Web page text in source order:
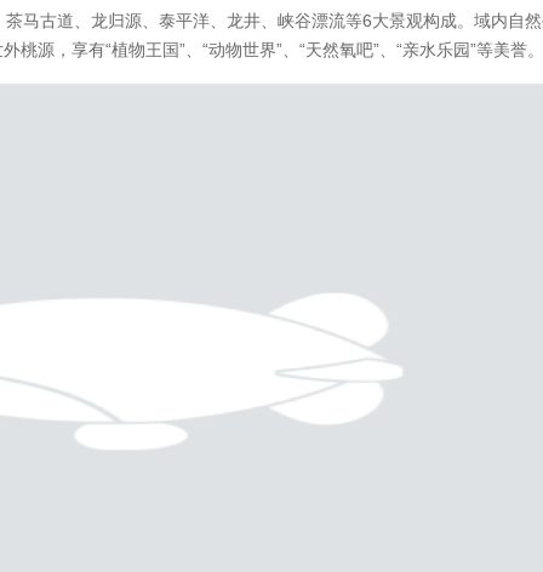
马古道、龙归源、泰平洋、龙井、峡谷漂流等6大景观构成。域内自
源，享有“植物王国”、“动物世界”、“天然氧吧”、“亲水乐园”等美誉。